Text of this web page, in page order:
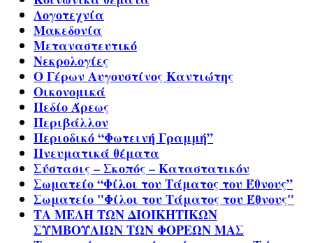
Λογοτεχνία
Μακεδονία
Μεταναστευτικό
Νεκρολογίες
Ο Γέρων Αυγουστίνος Καντιώτης
Οικονομικά
Πεδίο Άρεως
Περιβάλλον
Περιοδικό “Φωτεινή Γραμμή”
Πνευματικά θέματα
Σύστασις – Σκοπός – Καταστατικόν
Σωματείο “Φίλοι του Τάματος του Έθνους”
Σωματείο "Φίλοι του Τάματος του Έθνους"
ΤΑ ΜΕΛΗ ΤΩΝ ΔΙΟΙΚΗΤΙΚΩΝ
ΣΥΜΒΟΥΛΙΩΝ ΤΩΝ ΦΟΡΕΩΝ ΜΑΣ